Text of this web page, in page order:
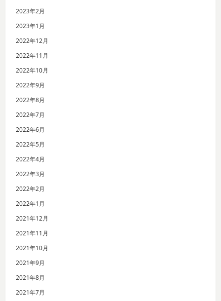
2023年2月
2023年1月
2022年12月
2022年11月
2022年10月
2022年9月
2022年8月
2022年7月
2022年6月
2022年5月
2022年4月
2022年3月
2022年2月
2022年1月
2021年12月
2021年11月
2021年10月
2021年9月
2021年8月
2021年7月